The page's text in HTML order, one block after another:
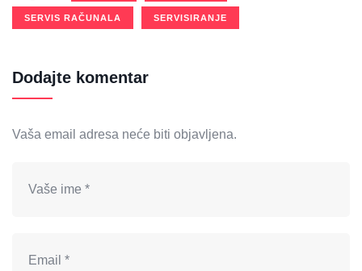
SERVIS RAČUNALA SERVISIRANJE
Dodajte komentar
Vaša email adresa neće biti objavljena.